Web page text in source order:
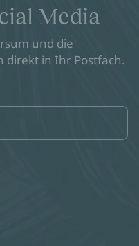
Media
und die
in Ihr Postfach.